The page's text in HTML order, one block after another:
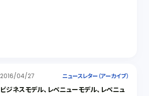
2016/04/27 ニュースレター（アーカイブ）
ビジネスモデル、レベニューモデル、レベニュ